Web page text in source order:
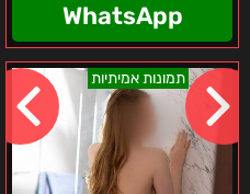
WhatsApp
תמונות אמיתיות
חיפה
והסביבה
–
מוניק